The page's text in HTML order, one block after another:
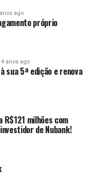
ago
próprio
4 anos ago
sua 5ª edição e renova
R$121 milhões com
de Nubank!